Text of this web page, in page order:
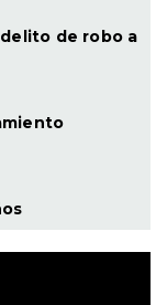
de robo a